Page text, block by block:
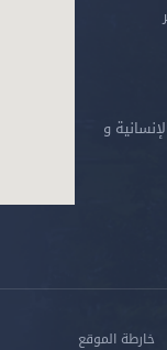
و
خارطة الموقع